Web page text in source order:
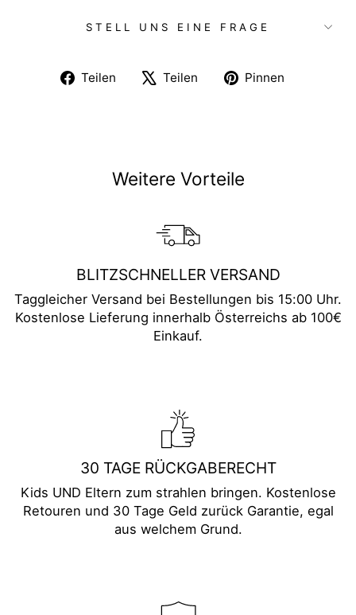
STELL UNS EINE FRAGE
Teilen
Auf
Teilen
Auf
Pinnen
Weitere Vorteile
BLITZSCHNELLER VERSAND
Taggleicher Versand bei Bestellungen bis 15:00 Uhr.
Kostenlose Lieferung innerhalb Österreichs ab 100€
Einkauf.
30 TAGE RÜCKGABERECHT
Kids UND Eltern zum strahlen bringen. Kostenlose
Retouren und 30 Tage Geld zurück Garantie, egal
aus welchem Grund.